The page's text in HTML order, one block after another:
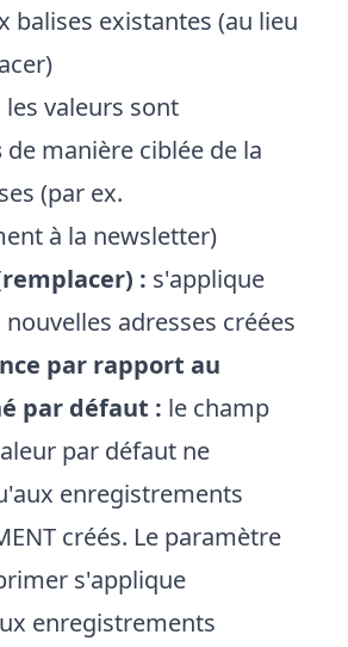
balises existantes (au lieu
les valeurs sont
de manière ciblée de la
(par ex.
à la newsletter)
: s'applique
adresses créées
par rapport au
par défaut : le champ
par défaut ne
enregistrements
créés. Le paramètre
s'applique
enregistrements